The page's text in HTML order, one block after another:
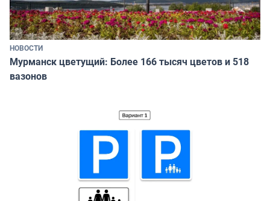
НОВОСТИ
Мурманск цветущий: Более 166 тысяч цветов и 518
вазонов